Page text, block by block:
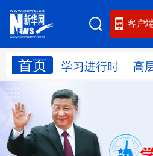
客户
首页 学习进行时 高
网站地
学习进行时
国际 财经